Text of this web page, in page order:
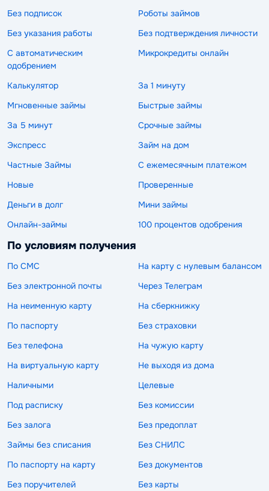
Без подписок
Роботы займов
Без указания работы
Без подтверждения личности
С автоматическим
одобрением
Микрокредиты онлайн
Калькулятор
За 1 минуту
Мгновенные займы
Быстрые займы
За 5 минут
Срочные займы
Экспресс
Займ на дом
Частные Займы
С ежемесячным платежом
Новые
Проверенные
Деньги в долг
Мини займы
Онлайн-займы
100 процентов одобрения
По условиям получения
По СМС
На карту с нулевым балансом
Без электронной почты
Через Телеграм
На неименную карту
На сберкнижку
По паспорту
Без страховки
Без телефона
На чужую карту
На виртуальную карту
Не выходя из дома
Наличными
Целевые
Под расписку
Без комиссии
Без залога
Без предоплат
Займы без списания
Без СНИЛС
По паспорту на карту
Без документов
Без поручителей
Без карты